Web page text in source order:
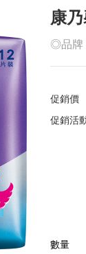
康
◎品牌
促銷價
促銷活
數量